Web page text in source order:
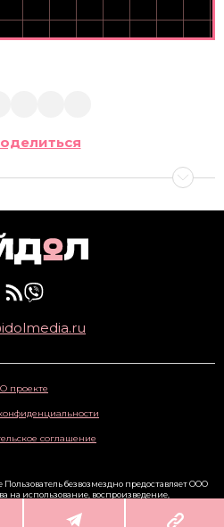
О проекте
соглашение
безвозмездно предоставляет ООО
на использование, воспроизведение,
сведения через сайт
www.idolmedia.ru. 16+